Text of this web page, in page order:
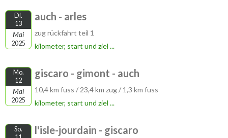
Di.
13
Mai
2025
auch - arles
zug rückfahrt teil 1
kilometer, start und ziel ...
Mo.
12
Mai
2025
giscaro - gimont - auch
10,4 km fuss / 23,4 km zug / 1,3 km fuss
kilometer, start und ziel ...
So.
l'isle-jourdain - giscaro